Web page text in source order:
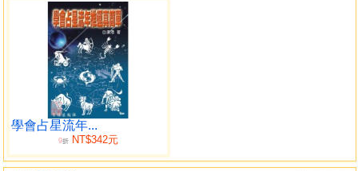
間，亦未能掌握，感到錯敗之餘亦想放棄。今年初留連於書
店時，從書架上取起六神通識一書，閱覽後，多年於八字命
學不明的地方，都有新的理解及新的啟發。
今年四月，得知易先生開八字命學班，亦第一時間報
名。課堂上你只要肯問，易先生必定回覆，從沒有半點隱
最近得知，易先生以他的八字基因方法，按他已前批過
的命例作例子，輯成易氏格局精華，想必一定很精彩，期待
易先生的新作。
學會占星流年...
9折NT$342元